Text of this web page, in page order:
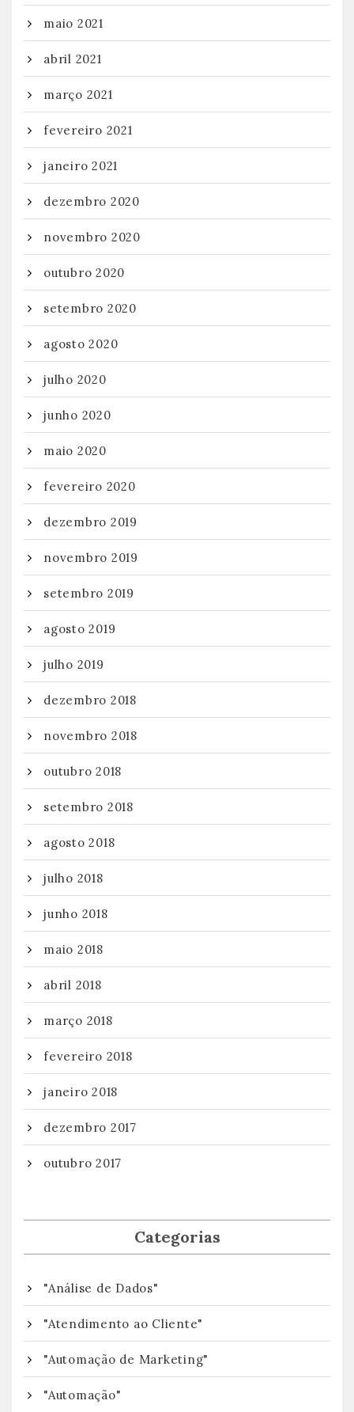
maio 2021
abril 2021
março 2021
fevereiro 2021
janeiro 2021
dezembro 2020
novembro 2020
outubro 2020
setembro 2020
agosto 2020
julho 2020
junho 2020
maio 2020
fevereiro 2020
dezembro 2019
novembro 2019
setembro 2019
agosto 2019
julho 2019
dezembro 2018
novembro 2018
outubro 2018
setembro 2018
agosto 2018
julho 2018
junho 2018
maio 2018
abril 2018
março 2018
fevereiro 2018
janeiro 2018
dezembro 2017
outubro 2017
Categorias
"Análise de Dados"
"Atendimento ao Cliente"
"Automação de Marketing"
"Automação"